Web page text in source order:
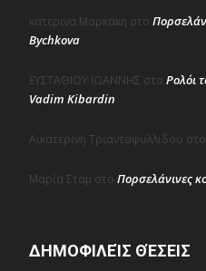
κατερινα Μαρκακη στο
Bychkova
ΕΥΣΤΑΘΙΟΥ ΙΩΑΝΝΗΣ στο Ρολόι
Vadim Kibardin
Αικατερινη Τριανταφυλλιδου
Μαρία Σταμ στο Πορσελάνινες
ΔΗΜΟΦΙΛΕΊΣ ΘΈΣΕΙΣ